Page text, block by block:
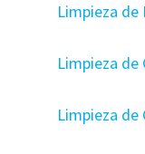
Limpieza de
Limpieza de
Limpieza de